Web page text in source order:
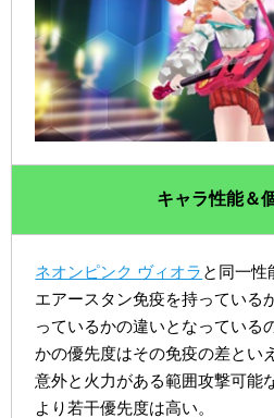
キャラ性能＆
ネオンピンク ヴィオラ と同一性
エアースタン免疫を持っている
っているかの違いとなっている
かの優先度はその免疫の差とい
意外と火力がある範囲攻撃可能
より若干優先度は高い。